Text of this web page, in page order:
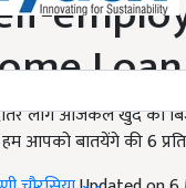
लोग आजकल खुद का
आपको बातयेंगे की 6